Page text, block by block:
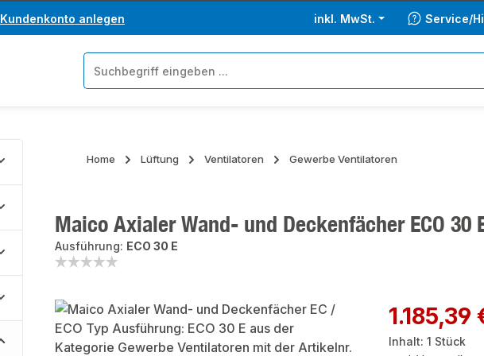
Kundenkonto anlegen inkl. MwSt. Service/
Home Lüftung Ventilatoren Gewerbe Ventilatoren
Maico Axialer Wand- und Deckenfächer ECO 30
Ausführung: ECO 30 E
Bildergalerie überspringen Regulärer Preis:
1.185,39
Inhalt: 1 Stück